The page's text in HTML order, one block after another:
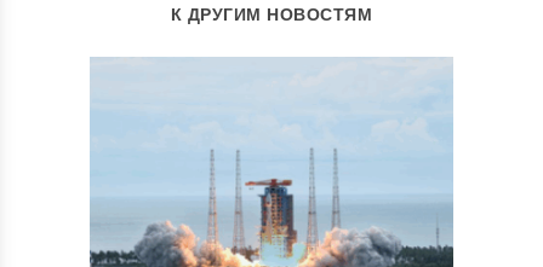
К ДРУГИМ НОВОСТЯМ